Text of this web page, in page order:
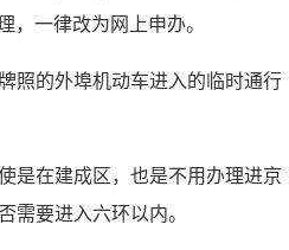
一律改为网上申办。
照的外埠机动车进入的临时通行
是在建成区，也是不用办理进京
要进入六环以内。